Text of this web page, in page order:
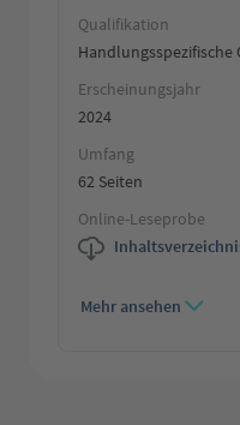
Qualifikation
Handlungsspezifische
Erscheinungsjahr
2024
Umfang
62 Seiten
Online-Leseprobe
Mehr ansehen